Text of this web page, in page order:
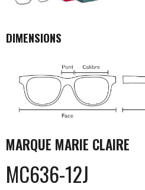
DIMENSIONS
MARQUE MARIE CLAIRE
MC636-12J